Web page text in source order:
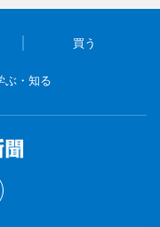
買う
ぶ・知る